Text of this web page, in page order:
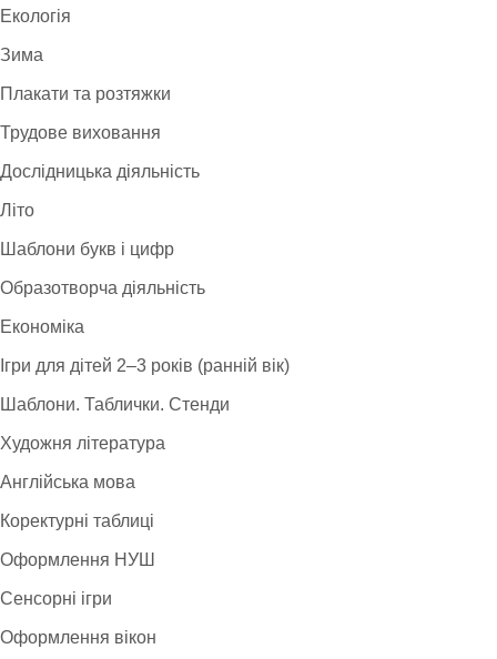
Екологія
Зима
Плакати та розтяжки
Трудове виховання
Дослідницька діяльність
Літо
Шаблони букв і цифр
Образотворча діяльність
Економіка
Ігри для дітей 2–3 років (ранній вік)
Шаблони. Таблички. Стенди
Художня література
Англійська мова
Коректурні таблиці
Оформлення НУШ
Сенсорні ігри
Оформлення вікон